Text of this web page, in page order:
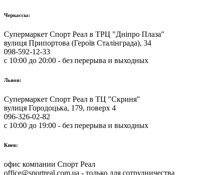
Черкассы:
Супермаркет Спорт Реал в ТРЦ "Дніпро Плаза"
вулиця Припортова (Героїв Сталінграда), 34
098-592-12-33
с 10:00 до 20:00 - без перерыва и выходных
Львов:
Супермаркет Спорт Реал в ТЦ "Скриня"
вулиця Городоцька, 179, поверх 4
096-326-02-82
с 10:00 до 19:00 - без перерыва и выходных
Киев:
офис компании Спорт Реал
office@sportreal.com.ua - только для сотрудничества